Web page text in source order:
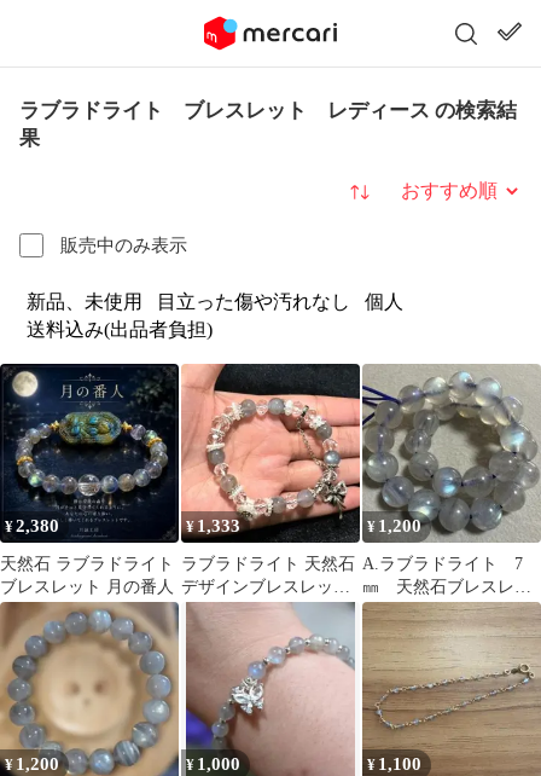
ラブラドライト ブレスレット レディース の検索結
果
販売中のみ表示
並び替え
新品、未使用 目立った傷や汚れなし
個人
送料込み(出品者負担)
¥2,380
天然石 ラブラドライト
ブレスレット 月の番人
¥1,333
ラブラドライト 天然石
デザインブレスレット
フラワーモチーフ
¥ 1,200
A.ラブラドライト 7
㎜ 天然石ブレスレッ
ト
¥ 1,200 ¥ 1,000 ¥ 1,100